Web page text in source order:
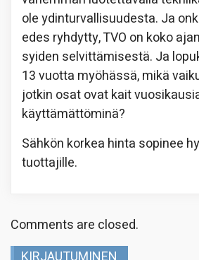
ole ydinturvallisuudesta. Ja
edes ryhdytty, TVO on koko
syiden selvittämisestä. Ja
13 vuotta myöhässä, mikä
jotkin osat ovat kait
käyttämättöminä?
Sähkön korkea hinta sopinee
tuottajille.
Comments are closed.